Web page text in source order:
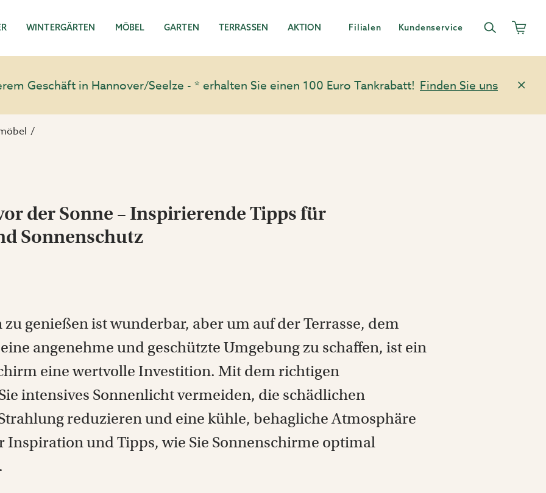
WINTERGÄRTEN MÖBEL GARTEN TERRASSEN AKTION Filialen Kundenservice
Geschäft in Hannover/Seelze - * erhalten Sie einen 100 Euro Tankrabatt! Finden Sie uns
der Sonne – Inspirierende Tipps für
Sonnenschutz
genießen ist wunderbar, aber um auf der Terrasse, dem
angenehme und geschützte Umgebung zu schaffen, ist ein
eine wertvolle Investition. Mit dem richtigen
intensives Sonnenlicht vermeiden, die schädlichen
reduzieren und eine kühle, behagliche Atmosphäre
Inspiration und Tipps, wie Sie Sonnenschirme optimal